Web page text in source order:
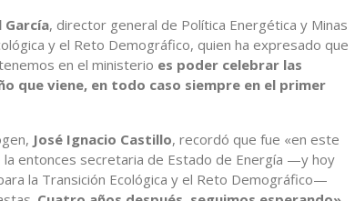
García, director general de Política Energética y Minas
y el Reto Demográfico, quien ha expresado que
en el ministerio es poder celebrar las
que viene, en todo caso siempre en el primer
José Ignacio Castillo, recordó que fue «en este
entonces secretaria de Estado de Energía —y hoy
la Transición Ecológica y el Reto Demográfico—